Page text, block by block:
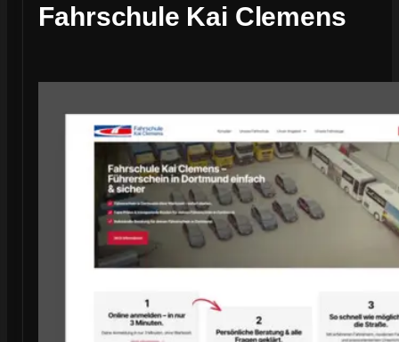
Fahrschule Kai Clemens